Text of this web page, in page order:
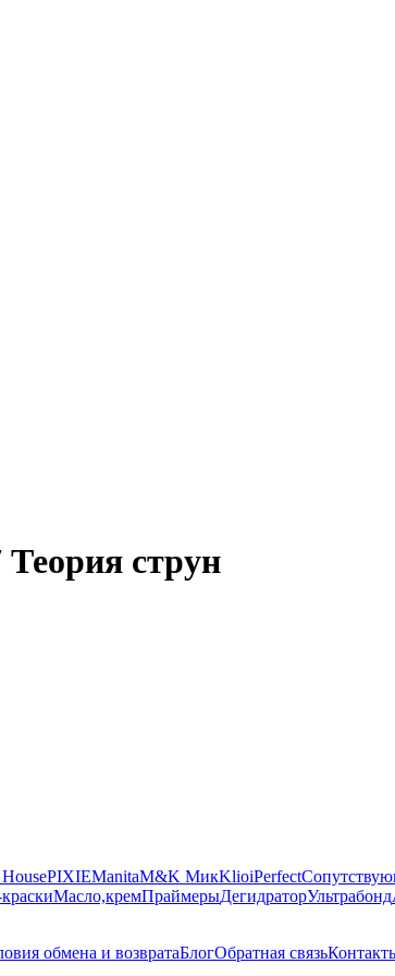
струн
PIXIEManitaM&K МикKlioiPerfect
Масло,кремПраймерыДегидраторУльтрабонд
обмена и возвратаБлогОбратная связь